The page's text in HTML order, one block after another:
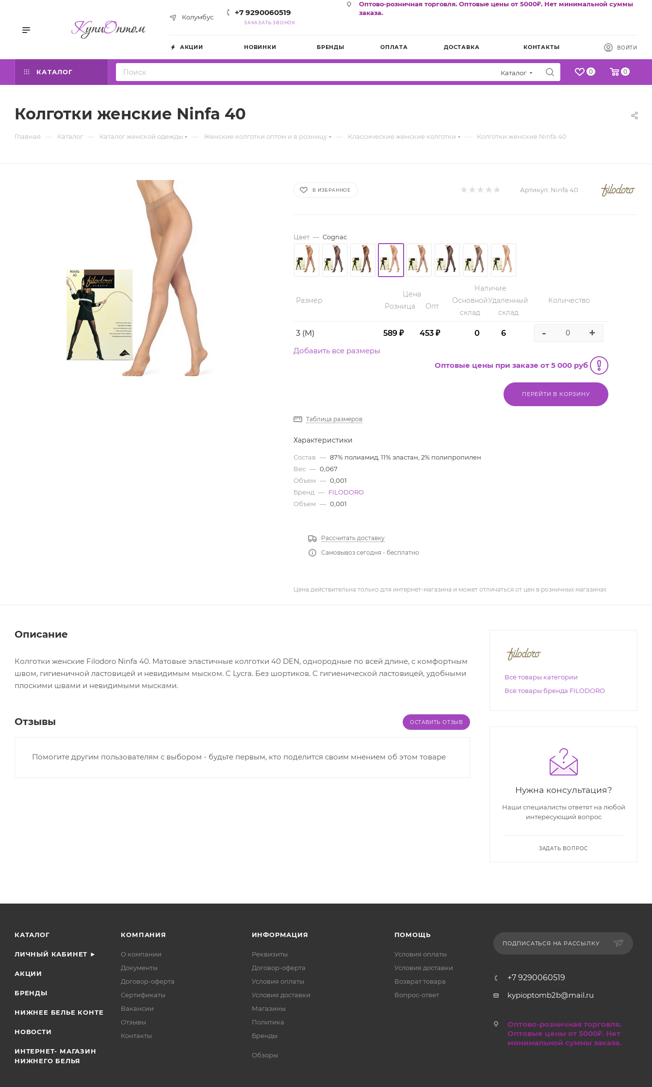
Колумбус +7 9290060519
ЗАКАЗАТЬ ЗВОНОК
Оптово-розничная торговля. Оптовые цены от 5000₽. Нет минимальной суммы
заказа.
АКЦИИ НОВИНКИ БРЕНДЫ ОПЛАТА ДОСТАВКА КОНТАКТЫ ВОЙТИ
КАТАЛОГ Каталог 0 0
Колготки женские Ninfa 40
Главная — Каталог — Каталог женской одежды — Женские колготки оптом и в розницу — Классические женские колготки — Колготки женские Ninfa 40
В ИЗБРАННОЕ Артикул: Ninfa 40
Цвет — Cognac
Размер
Цена
Розница
Опт
Наличие
Основной
склад
Удаленный
склад
Количество
3 (M) 589 ₽ 453 ₽ 0 6 - +
Добавить все размеры
Оптовые цены при заказе от 5 000 руб
ПЕРЕЙТИ В КОРЗИНУ
Таблица размеров
Характеристики
Состав — 87% полиамид, 11% эластан, 2% полипропилен
Вес — 0,067
Объем — 0,001
Бренд — FILODORO
Объем — 0,001
Рассчитать доставку
Самовывоз сегодня - бесплатно
Цена действительна только для интернет-магазина и может отличаться от цен в розничных магазинах
Описание
Колготки женские Filodoro Ninfa 40. Матовые эластичные колготки 40 DEN, однородные по всей длине, с комфортным
швом, гигиеничной ластовицей и невидимым мыском. C Lycra. Без шортиков. С гигиенической ластовицей, удобными
плоскими швами и невидимыми мысками.
Отзывы ОСТАВИТЬ ОТЗЫВ
Помогите другим пользователям с выбором - будьте первым, кто поделится своим мнением об этом товаре
Все товары категории
Все товары бренда FILODORO
Нужна консультация?
Наши специалисты ответят на любой
интересующий вопрос
ЗАДАТЬ ВОПРОС
КАТАЛОГ
ЛИЧНЫЙ КАБИНЕТ ►
АКЦИИ
БРЕНДЫ
НИЖНЕЕ БЕЛЬЕ КОНТЕ
НОВОСТИ
ИНТЕРНЕТ- МАГАЗИН
НИЖНЕГО БЕЛЬЯ
КОМПАНИЯ
О компании
Документы
Договор-оферта
Сертификаты
Вакансии
Отзывы
Контакты
ИНФОРМАЦИЯ
Реквизиты
Договор-оферта
Условия оплаты
Условия доставки
Магазины
Политика
Бренды
Обзоры
ПОМОЩЬ
Условия оплаты
Условия доставки
Возврат товара
Вопрос-ответ
ПОДПИСАТЬСЯ НА РАССЫЛКУ
+7 9290060519
kypioptomb2b@mail.ru
Оптово-розничная торговля.
Оптовые цены от 5000₽. Нет
минимальной суммы заказа.